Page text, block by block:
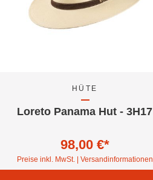
HÜTE
Loreto Panama Hut - 3H17
98,00 €*
Preise inkl. MwSt. | Versandinformationen